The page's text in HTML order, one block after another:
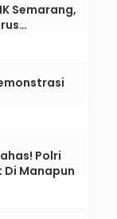
Semarang,
Polri
Manapun